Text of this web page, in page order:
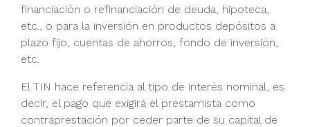
financiación o refinanciación de deuda, hipoteca,
etc., o para la inversión en productos depósitos a
plazo fijo, cuentas de ahorros, fondo de inversión,
etc.
El TIN hace referencia al tipo de interés nominal, es
decir, el pago que exigirá el prestamista como
contraprestación por ceder parte de su capital de